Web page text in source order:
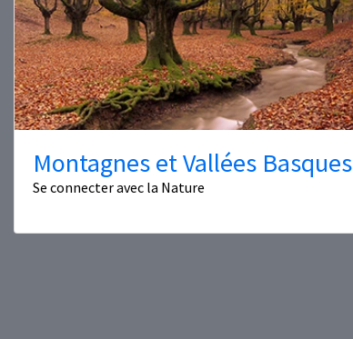
Montagnes et Vallées Basques
Se connecter avec la Nature